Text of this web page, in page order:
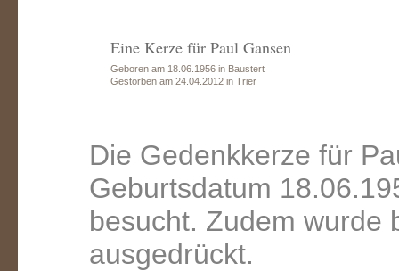
Eine Kerze für Paul Gansen
Geboren am 18.06.1956 in Baustert
Gestorben am 24.04.2012 in Trier
Die Gedenkkerze für
Geburtsdatum
besucht. Zudem wurde
ausgedrückt.